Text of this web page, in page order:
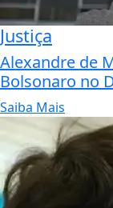
Justiça
Alexandre de
Bolsonaro no
Saiba Mais